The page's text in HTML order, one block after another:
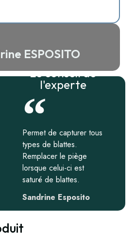
Le conseil de
l'experte
Permet de capturer tous
types de blattes.
Remplacer le piège
lorsque celui-ci est
saturé de blattes.
Sandrine Esposito
ESPOSITO